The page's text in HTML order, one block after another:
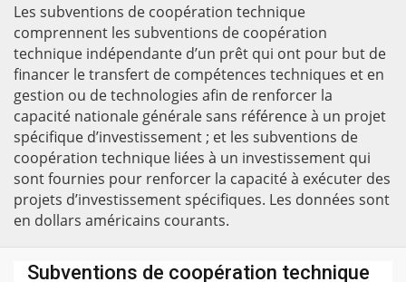
Les subventions de coopération technique
comprennent les subventions de coopération
technique indépendante d’un prêt qui ont pour but de
financer le transfert de compétences techniques et en
gestion ou de technologies afin de renforcer la
capacité nationale générale sans référence à un projet
spécifique d’investissement ; et les subventions de
coopération technique liées à un investissement qui
sont fournies pour renforcer la capacité à exécuter des
projets d’investissement spécifiques. Les données sont
en dollars américains courants.